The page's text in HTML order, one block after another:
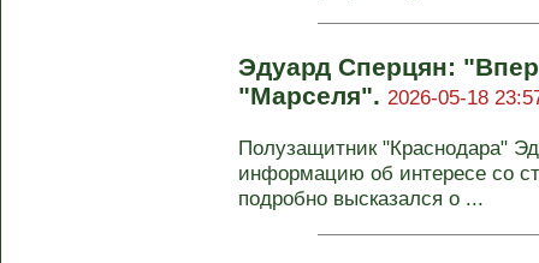
Эдуард Сперцян:
"Марселя". 2026-05-18
Полузащитник "Краснодара"
информацию об интересе со
подробно высказался о ...